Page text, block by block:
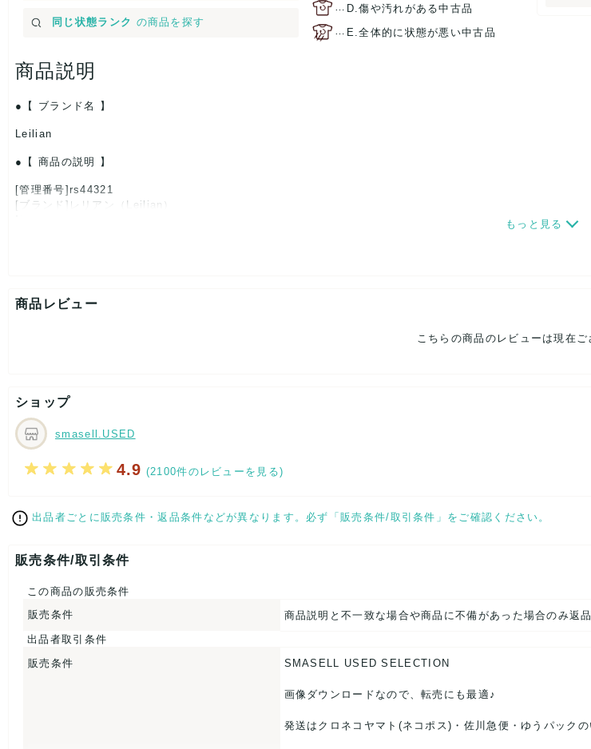
同じ状態ランク の商品を探す
… D.傷や汚れがある中古品
… E.全体的に状態が悪い中古品
商品説明
【 ブランド名 】
Leilian
【 商品の説明 】
[管理番号]rs44321
[ブランド]レリアン（Leilian）
表記サイズ：11
ウエスト：約68cm
[状態・コンディション]
目立った傷や汚れなし
こちらはUSED品になりますが、
特記する程のダメージはなく、状態良好なお品になります。
ダメージがある場合はできる限り、撮影しておりますので、
【 サイズ・容量 】
ウエスト：約68cm
股下：約56cm
ヒップ：約46cm
もっと見る
商品レビュー
こちらの商品のレビューは現在ご
ショップ
smasell.USED
4.9 (2100件のレビューを見る)
出品者ごとに販売条件・返品条件などが異なります。必ず「販売条件/取引条件」をご確認ください。
販売条件/取引条件
この商品の販売条件
販売条件
商品説明と不一致な場合や商品に不備があった場合のみ返
出品者取引条件
販売条件
SMASELL USED SELECTION
画像ダウンロードなので、転売にも最適♪
発送はクロネコヤマト(ネコポス)・佐川急便・ゆうパック